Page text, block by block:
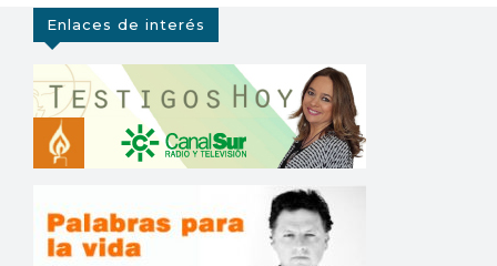
Enlaces de interés